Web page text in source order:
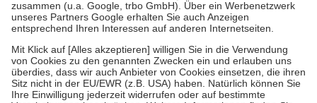
Verordnung.
Um das Engagement der Versicherten für ihre eigene Gesundheit zu
stärken und die besondere Stellung der Familie zu unterstützen,
fallenkeine Zuzahlungenan bei:
• Kindern und Jugendlichen bis zum vollendeten 18. Lebensjahr
mit Ausnahme der Fahrkosten
• Untersuchungen zur Vorsorge und Früherkennung, die von der